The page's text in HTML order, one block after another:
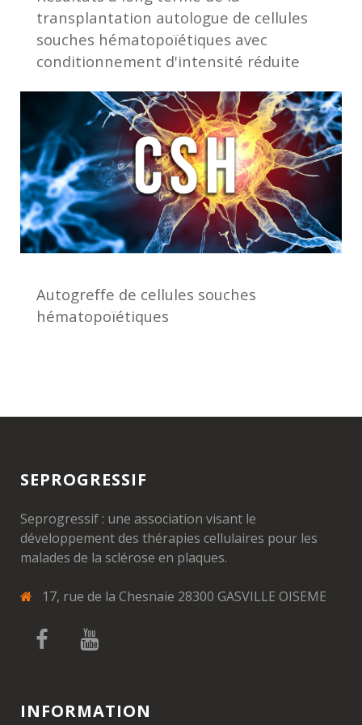
transplantation autologue de cellules
souches hématopoïétiques avec
conditionnement d'intensité réduite
: le point de vue des médecins et des
patients
Autogreffe de cellules souches
hématopoïétiques
SEPROGRESSIF
Seprogressif : une association visant le
développement des thérapies cellulaires pour les
malades de la sclérose en plaques.
17, rue de la Chesnaie 28300 GASVILLE OISEME
INFORMATION